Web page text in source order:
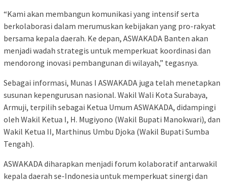
“Kami akan membangun komunikasi yang intensif serta
berkolaborasi dalam merumuskan kebijakan yang pro-rakyat
bersama kepala daerah. Ke depan, ASWAKADA Banten akan
menjadi wadah strategis untuk memperkuat koordinasi dan
mendorong inovasi pembangunan di wilayah,” tegasnya.
Sebagai informasi, Munas I ASWAKADA juga telah menetapkan
susunan kepengurusan nasional. Wakil Wali Kota Surabaya,
Armuji, terpilih sebagai Ketua Umum ASWAKADA, didampingi
oleh Wakil Ketua I, H. Mugiyono (Wakil Bupati Manokwari), dan
Wakil Ketua II, Marthinus Umbu Djoka (Wakil Bupati Sumba
Tengah).
ASWAKADA diharapkan menjadi forum kolaboratif antarwakil
kepala daerah se-Indonesia untuk memperkuat sinergi dan